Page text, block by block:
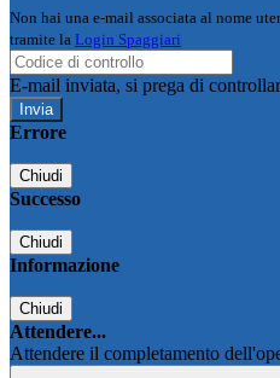
Non hai una e-mail associata al nome
tramite la Login Spaggiari
E-mail inviata, si prega di
Errore
Chiudi
Successo
Chiudi
Informazione
Chiudi
Attendere...
Attendere il completamento